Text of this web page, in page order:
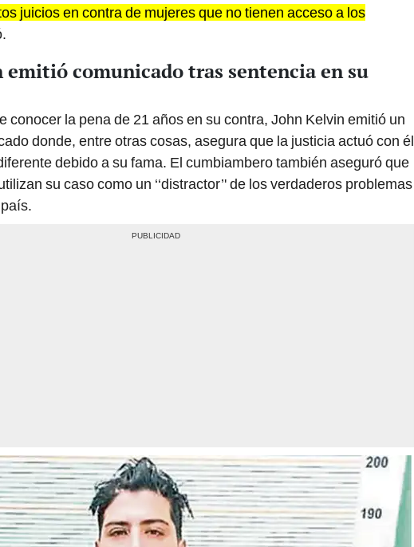
juicios en contra de mujeres que no tienen acceso a los
emitió comunicado tras sentencia en su
conocer la pena de 21 años en su contra, John Kelvin emitió un
donde, entre otras cosas, asegura que la justicia actuó con él
debido a su fama. El cumbiambero también aseguró que
su caso como un ‘‘distractor’' de los verdaderos problemas